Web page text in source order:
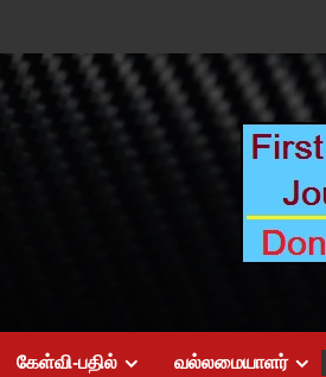
கேள்வி-பதில் வல்லமையாளர்